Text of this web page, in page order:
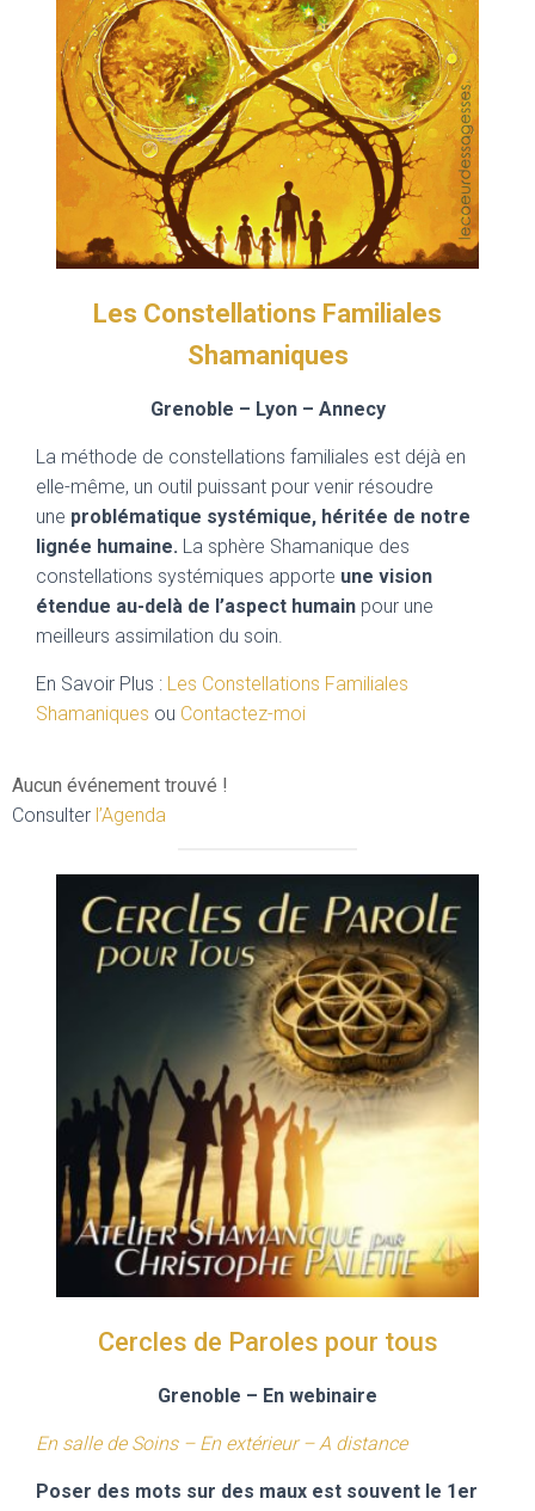
Les Constellations Familiales
Shamaniques
Grenoble – Lyon – Annecy
La méthode de constellations familiales est déjà en
elle-même, un outil puissant pour venir résoudre
une problématique systémique, héritée de notre
lignée humaine. La sphère Shamanique des
constellations systémiques apporte une vision
étendue au-delà de l’aspect humain pour une
meilleurs assimilation du soin.
En Savoir Plus : Les Constellations Familiales
Shamaniques ou Contactez-moi
Aucun événement trouvé !
Consulter l’Agenda
Cercles de Paroles pour tous
Grenoble – En webinaire
En salle de Soins – En extérieur – A distance
Poser des mots sur des maux est souvent le 1er